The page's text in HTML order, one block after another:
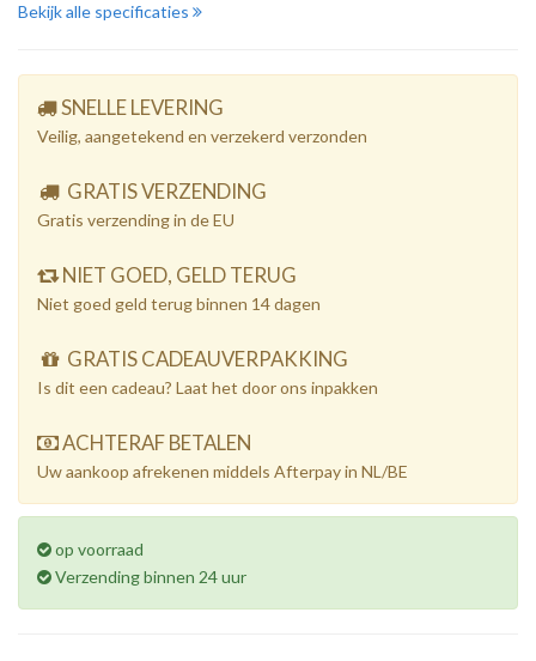
Bekijk alle specificaties
SNELLE LEVERING
Veilig, aangetekend en verzekerd verzonden
GRATIS VERZENDING
Gratis verzending in de EU
NIET GOED, GELD TERUG
Niet goed geld terug binnen 14 dagen
GRATIS CADEAUVERPAKKING
Is dit een cadeau? Laat het door ons inpakken
ACHTERAF BETALEN
Uw aankoop afrekenen middels Afterpay in NL/BE
op voorraad
Verzending binnen 24 uur